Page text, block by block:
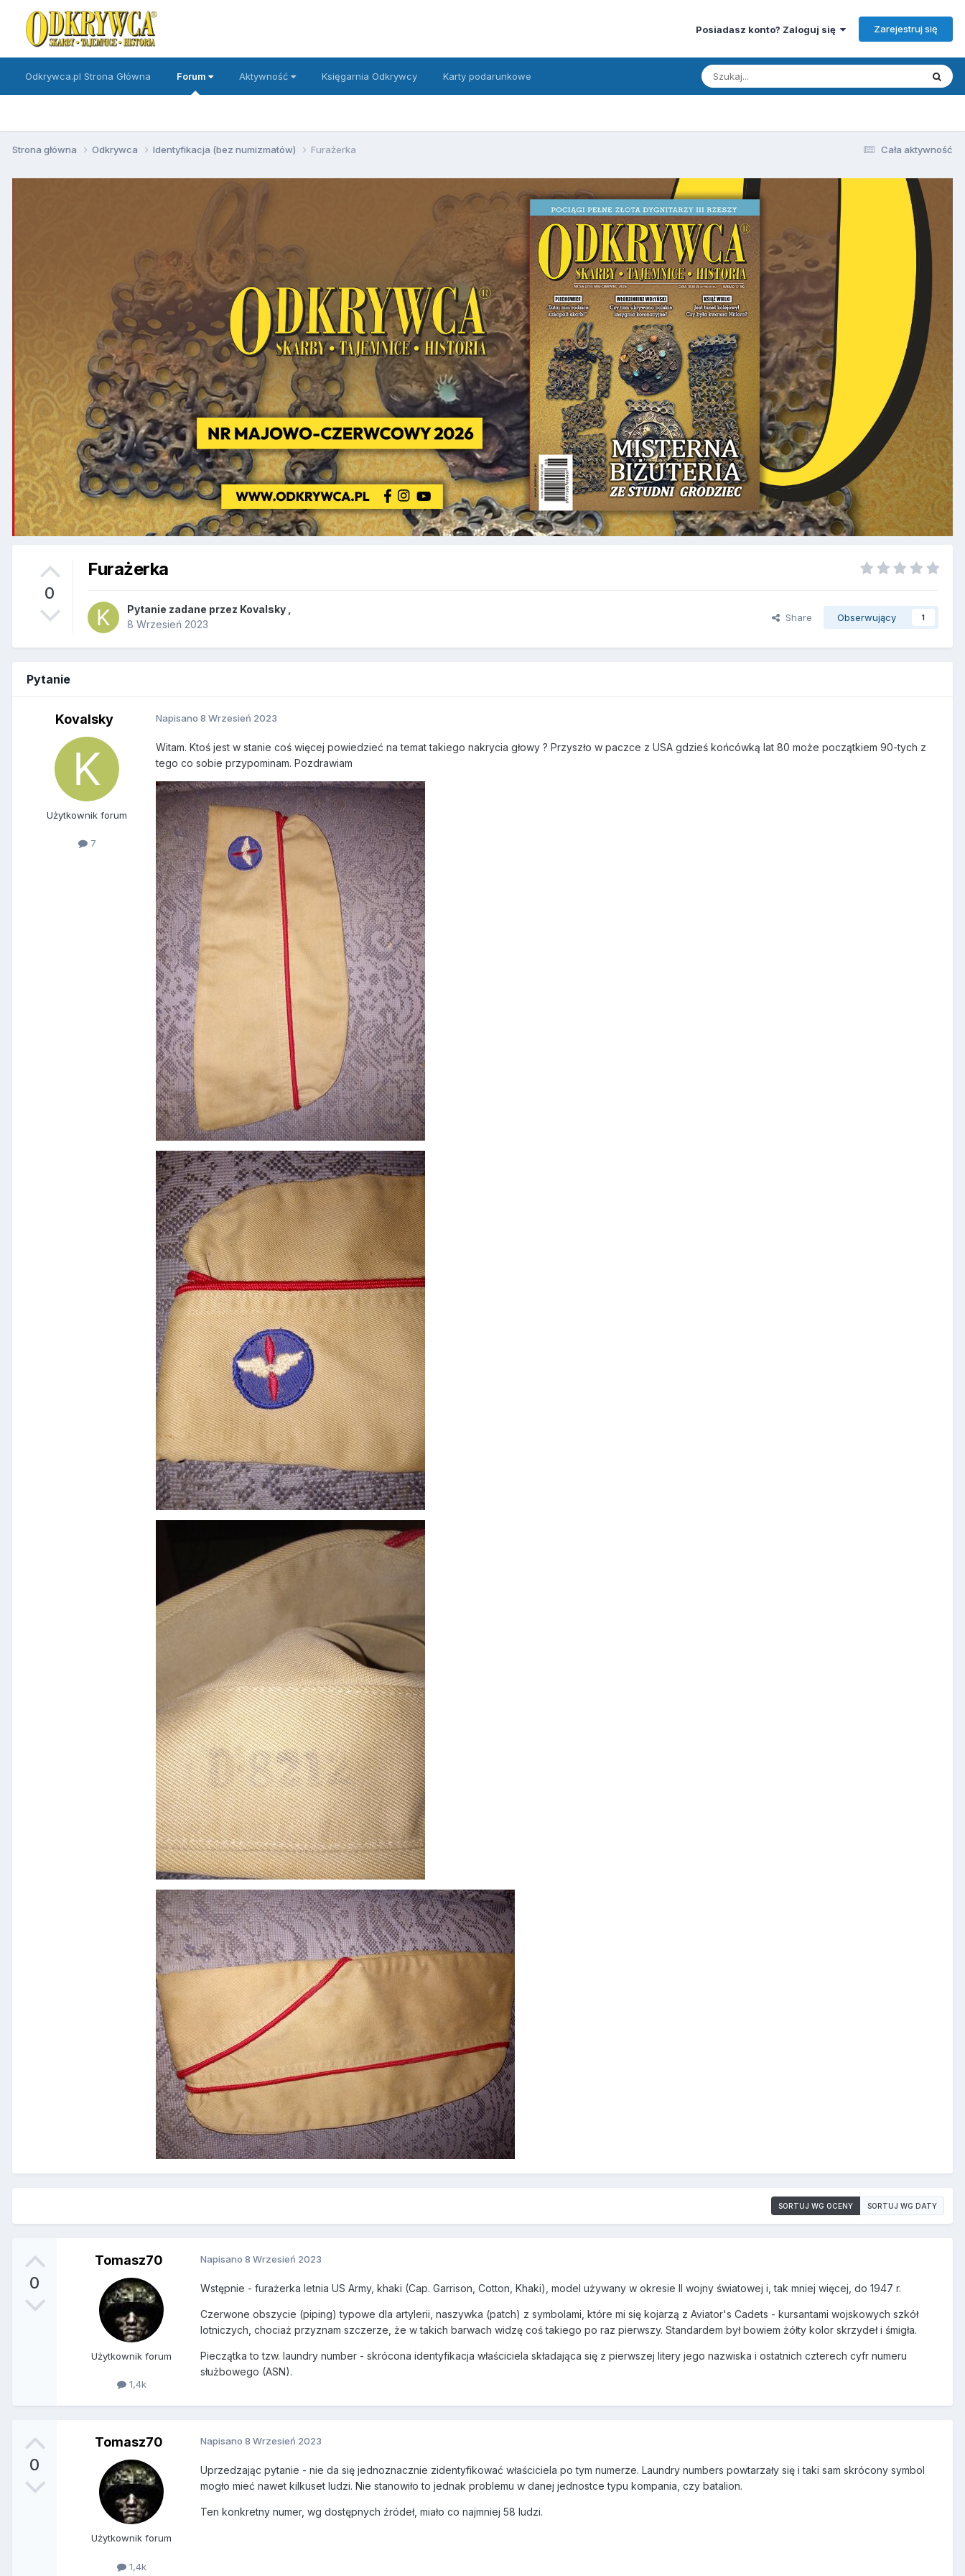
Posiadasz konto? Zaloguj się Zarejestruj się
Odkrywca.pl Strona Główna Forum Aktywność Księgarnia Odkrywcy Karty podarunkowe
Cała aktywność
Strona główna Odkrywca Identyfikacja (bez numizmatów) Furażerka
0
Furażerka
Pytanie zadane przez Kovalsky
8 Wrzesień 2023
Share Obserwujący 1
Pytanie
Kovalsky
Użytkownik forum
7
Napisano 8 Wrzesień 2023
Witam. Ktoś jest w stanie coś więcej powiedzieć na temat takiego nakrycia głowy ? Przyszło w paczce z USA gdzieś końcówką lat 80 może początkiem 90-tych z
tego co sobie przypominam. Pozdrawiam
SORTUJ WG OCENY SORTUJ WG DATY
0
Tomasz70
Użytkownik forum
1,4k
Napisano 8 Wrzesień 2023
Wstępnie - furażerka letnia US Army, khaki (Cap. Garrison, Cotton, Khaki), model używany w okresie II wojny światowej i, tak mniej więcej, do 1947 r.
Czerwone obszycie (piping) typowe dla artylerii, naszywka (patch) z symbolami, które mi się kojarzą z Aviator's Cadets - kursantami wojskowych szkół
lotniczych, chociaż przyznam szczerze, że w takich barwach widzę coś takiego po raz pierwszy. Standardem był bowiem żółty kolor skrzydeł i śmigła.
Pieczątka to tzw. laundry number - skrócona identyfikacja właściciela składająca się z pierwszej litery jego nazwiska i ostatnich czterech cyfr numeru
służbowego (ASN).
0
Tomasz70
Użytkownik forum
1,4k
Napisano 8 Wrzesień 2023
Uprzedzając pytanie - nie da się jednoznacznie zidentyfikować właściciela po tym numerze. Laundry numbers powtarzały się i taki sam skrócony symbol
mogło mieć nawet kilkuset ludzi. Nie stanowiło to jednak problemu w danej jednostce typu kompania, czy batalion.
Ten konkretny numer, wg dostępnych źródeł, miało co najmniej 58 ludzi.